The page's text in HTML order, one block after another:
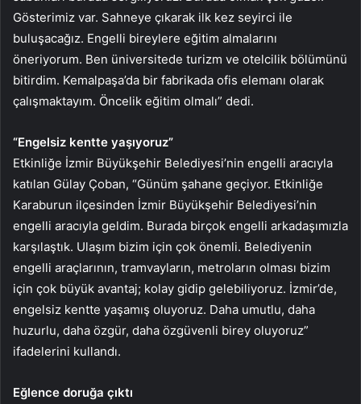
Gösterimiz var. Sahneye çıkarak ilk kez seyirci ile
buluşacağız. Engelli bireylere eğitim almalarını
öneriyorum. Ben üniversitede turizm ve otelcilik bölümünü
bitirdim. Kemalpaşa’da bir fabrikada ofis elemanı olarak
çalışmaktayım. Öncelik eğitim olmalı” dedi.
“Engelsiz kentte yaşıyoruz”
Etkinliğe İzmir Büyükşehir Belediyesi’nin engelli aracıyla
katılan Gülay Çoban, “Günüm şahane geçiyor. Etkinliğe
Karaburun ilçesinden İzmir Büyükşehir Belediyesi’nin
engelli aracıyla geldim. Burada birçok engelli arkadaşımızla
karşılaştık. Ulaşım bizim için çok önemli. Belediyenin
engelli araçlarının, tramvayların, metroların olması bizim
için çok büyük avantaj; kolay gidip gelebiliyoruz. İzmir’de,
engelsiz kentte yaşamış oluyoruz. Daha umutlu, daha
huzurlu, daha özgür, daha özgüvenli birey oluyoruz”
ifadelerini kullandı.
Eğlence doruğa çıktı